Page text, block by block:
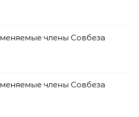
члены Совбеза
члены Совбеза